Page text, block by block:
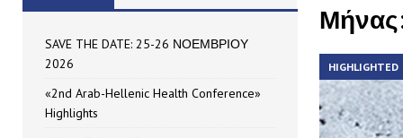
HIGHLIGHTED
[ Μάιος 7, 2026 ] Partnership Announcement | 11th
SAVE THE DATE: 25-26 ΝΟΕΜΒΡΙΟΥ
HIGHLIGHTED
SAVE THE DATE: 25-26 ΝΟΕΜΒΡΙΟΥ
2026
«2nd Arab-Hellenic Health Conference»
Highlights